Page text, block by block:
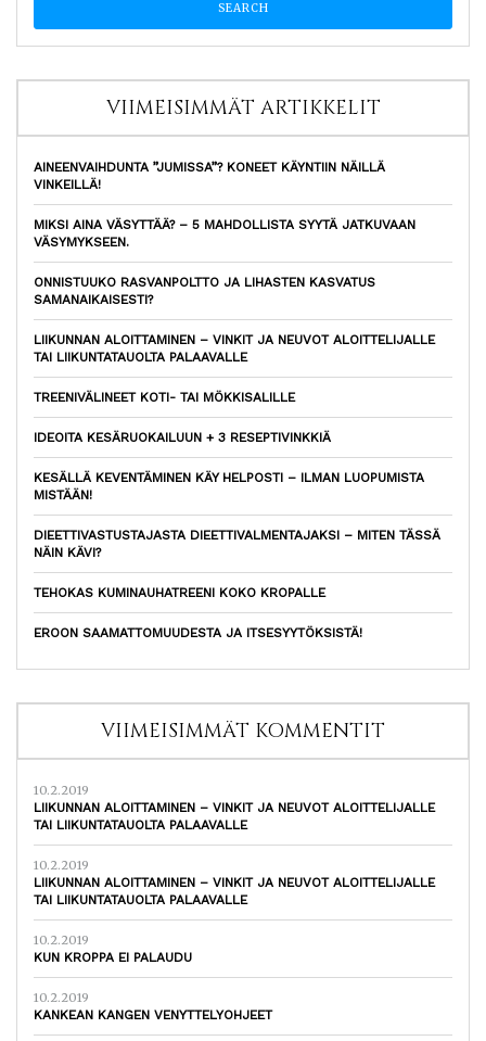
VIIMEISIMMÄT ARTIKKELIT
AINEENVAIHDUNTA ”JUMISSA”? KONEET KÄYNTIIN NÄILLÄ
VINKEILLÄ!
MIKSI AINA VÄSYTTÄÄ? – 5 MAHDOLLISTA SYYTÄ JATKUVAAN
VÄSYMYKSEEN.
ONNISTUUKO RASVANPOLTTO JA LIHASTEN KASVATUS
SAMANAIKAISESTI?
LIIKUNNAN ALOITTAMINEN – VINKIT JA NEUVOT ALOITTELIJALLE
TAI LIIKUNTATAUOLTA PALAAVALLE
TREENIVÄLINEET KOTI- TAI MÖKKISALILLE
IDEOITA KESÄRUOKAILUUN + 3 RESEPTIVINKKIÄ
KESÄLLÄ KEVENTÄMINEN KÄY HELPOSTI – ILMAN LUOPUMISTA
MISTÄÄN!
DIEETTIVASTUSTAJASTA DIEETTIVALMENTAJAKSI – MITEN TÄSSÄ
NÄIN KÄVI?
TEHOKAS KUMINAUHATREENI KOKO KROPALLE
EROON SAAMATTOMUUDESTA JA ITSESYYTÖKSISTÄ!
VIIMEISIMMÄT KOMMENTIT
10.2.2019
LIIKUNNAN ALOITTAMINEN – VINKIT JA NEUVOT ALOITTELIJALLE
TAI LIIKUNTATAUOLTA PALAAVALLE
10.2.2019
LIIKUNNAN ALOITTAMINEN – VINKIT JA NEUVOT ALOITTELIJALLE
TAI LIIKUNTATAUOLTA PALAAVALLE
10.2.2019
KUN KROPPA EI PALAUDU
10.2.2019
KANKEAN KANGEN VENYTTELYOHJEET